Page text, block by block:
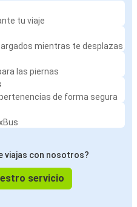
tu viaje
mientras te desplazas
las piernas
de forma segura
viajas con nosotros?
servicio